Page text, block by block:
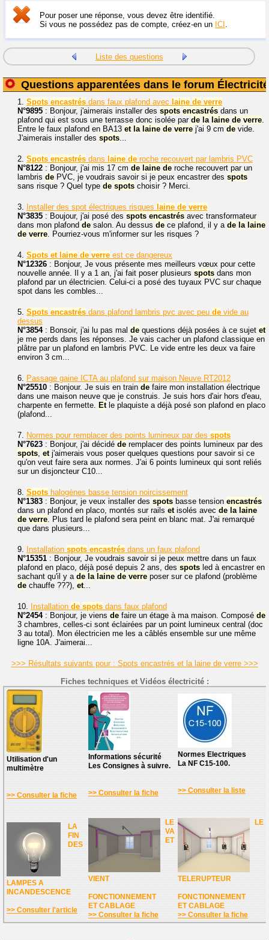
Pour poser une réponse, vous devez être identifié.
Si vous ne possédez pas de compte, créez-en un ICI .
Liste des questions
Questions apparentées dans le forum Électricité
1. Spots encastrés dans faux plafond avec laine de verre
N°9895 : Bonjour, j'aimerais installer des spots encastrés dans un
plafond qui est sous une terrasse donc isolée par de la laine de verre.
Entre le faux plafond en BA13 et la laine de verre j'ai 9 cm de vide.
J'aimerais installer des spots...
2. Spots encastrés dans laine de roche recouvert par lambris PVC
N°8122 : Bonjour, j'ai mis 17 cm de laine de roche recouvert par un
lambris de PVC, je voudrais savoir si je peux encastrer des spots
sans risque ? Quel type de spots choisir ? Merci.
3. Installer des spot électriques risques laine de verre
N°3835 : Boujour, j'ai posé des spots encastrés avec transformateur
dans mon plafond de salon. Au dessus de ce plafond, il y a de la laine
de verre. Pourriez-vous m'informer sur les risques ?
4. Spots et laine de verre est ce dangereux
N°12326 : Bonjour, Je vous présente mes meilleurs vœux pour cette
nouvelle année. Il y a 1 an, j'ai fait poser plusieurs spots dans mon
plafond par un électricien. Celui-ci a posé des tuyaux PVC sur chaque
spot dans les combles...
5. Spots encastrés dans plafond lambris pvc avec peu de vide au
dessus
N°3854: Bonsoir, j'ai lu pas mal de questions déjà posées à ce sujet et
je me perds dans les réponses. Je vais cacher un plafond classique en
plâtre par un plafond en lambris PVC. Le vide entre les deux va faire
environ 3 cm...
6. Passage gaine ICTA au plafond sur maison Neuve RT2012
N°25510 : Bonjour. Je suis en train de faire mon installation électrique
dans une maison neuve que je construis. Je suis hors d'air hors d'eau,
charpente en fermette. Etle plaquiste a déjà posé son plafond en placo
(plafond...
7. Normes pour remplacer des points lumineux par des spots
N°7623 : Bonjour, j'ai décidé de remplacer des points lumineux par des
spots, etj'aimerais vous poser quelques questions pour savoir si ce
qu'on veut faire sera aux normes. J'ai 6 points lumineux qui sont reliés
sur un disjoncteur C10...
8. Spots halogènes basse tension noircissement
N°1383 : Bonjour, je veux installer des spots basse tension encastrés
dans un plafond en placo, montés sur rails etisolés avec de la laine
de verre. Plus tard le plafond sera peint en blanc mat. J'ai remarqué
que dans plusieurs...
9. Installation spots encastrés dans un faux plafond
N°15351 : Bonjour, Je voudrais savoir si je peux mettre dans un faux
plafond en placo, déjà posé depuis 2 ans, des spots led à encastrer en
sachant qu'il y a de la laine de verre poser sur ce plafond (problème
de chauffe ???), et...
10. Installation de spots dans faux plafond
N°2454: Bonjour, je viens de faire un étage à ma maison. Composé de
3 chambres, celles-ci sont éclairées par un point lumineux central (doc
3 au total). Mon électricien me les a câblés ensemble sur une même
ligne 10A. J'aimerai...
>>> Résultats suivants pour : Spots encastrés et la laine de verre >>>
Fiches techniques et Vidéos électricité :
Utilisation d'un
multimètre
>> Consulter la fiche
Informations sécurité
Les Consignes à suivre.
>> Consulter la fiche
Normes Electriques
La NF C15-100.
>> Consulter la liste
LA
FIN
DES
LAMPES A
INCANDESCENCE
>> Consulter l'article
LE
VA
ET
VIENT
FONCTIONNEMENT
ET CABLAGE
>> Consulter la fiche
LE
TELERUPTEUR
FONCTIONNEMENT
ET CABLAGE
>> Consulter la fiche